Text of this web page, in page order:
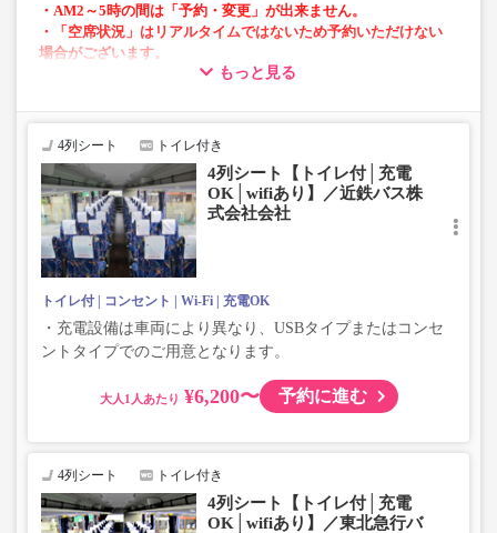
・AM2～5時の間は「予約・変更」が出来ません。
・「空席状況」はリアルタイムではないため予約いただけない
場合がございます。
・車両は予告なく変更となる場合がございます。これに伴い、
じめご了承ください。
す。
・ご予約の出発日・便の運行会社につきましては出発日間
際で決定しますので、カスタマーセンターまでお問い合わ
せをお願いいたします。
もっと見る
4列シート トイレ付き
4列シート【トイレ付│充電
OK│wifiあり】／近鉄バス株
式会社会社
トイレ付 コンセント Wi-Fi 充電OK
・充電設備は車両により異なり、USBタイプまたはコンセ
ントタイプでのご用意となります。
大人 ¥6,200〜 予約に進む
4列シート トイレ付き
4列シート【トイレ付│充電
OK│wifiあり】／東北急行バ